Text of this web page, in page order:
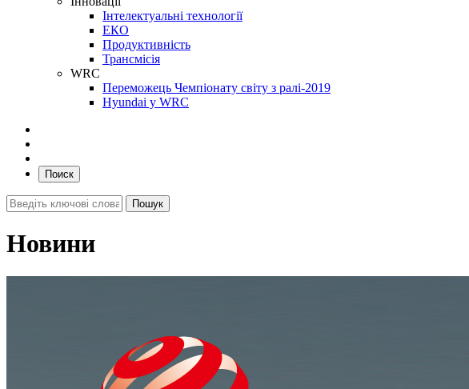
Інтелектуальні технології
ЕКО
Продуктивність
Трансмісія
WRC
Переможець Чемпіонату світу з ралі-2019
Hyundai у WRC
Поиск
Новини